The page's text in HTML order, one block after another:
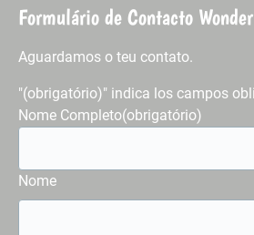
Formulário de Contacto
Aguardamos o teu contato.
"(obrigatório)" indica los campos
Nome Completo(obrigatório)
Nome